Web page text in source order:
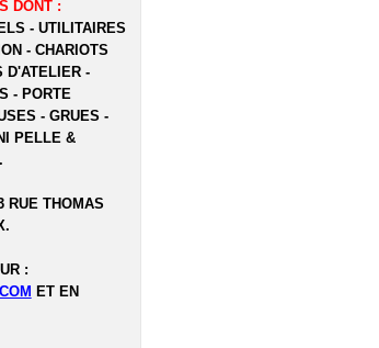
DONT :
- UTILITAIRES
- CHARIOTS
D'ATELIER -
- PORTE
- GRUES -
PELLE &
RUE THOMAS
:
ET EN